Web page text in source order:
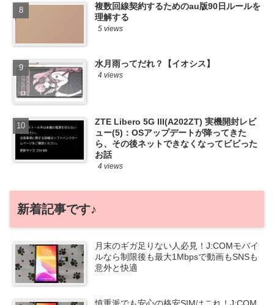
複数回線契約するためのau版90日ルールを
理解する
5 views
水月雨ってだれ？【イオシス】
4 views
ZTE Libero 5G III(A202ZT) 実機開封レビ
ュー(5)：OSアップデートが降ってきた
ら、その後ネットできなくなってビビった
お話
4 views
新着記事です♪
月末のギガ足りない人必見！J:COMモバイ
ルなら制限後も最大1Mbpsで動画もSNSも
意外と快適